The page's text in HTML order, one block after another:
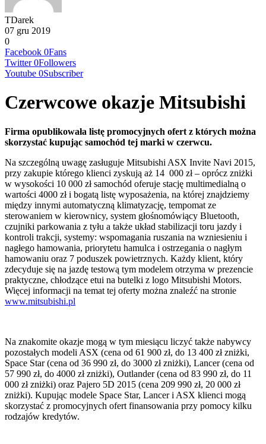
TDarek
07 gru 2019
0
Facebook 0Fans
Twitter 0Followers
Youtube 0Subscriber
Czerwcowe okazje Mitsubishi
Firma opublikowała listę promocyjnych ofert z których można
skorzystać kupując samochód tej marki w czerwcu.
Na szczególną uwagę zasługuje Mitsubishi ASX Invite Navi 2015,
przy zakupie którego klienci zyskują aż 14 000 zł – oprócz zniżki
w wysokości 10 000 zł samochód oferuje stację multimedialną o
wartości 4000 zł i bogatą listę wyposażenia, na której znajdziemy
między innymi automatyczną klimatyzację, tempomat ze
sterowaniem w kierownicy, system głośnomówiący Bluetooth,
czujniki parkowania z tyłu a także układ stabilizacji toru jazdy i
kontroli trakcji, systemy: wspomagania ruszania na wzniesieniu i
nagłego hamowania, priorytetu hamulca i ostrzegania o nagłym
hamowaniu oraz 7 poduszek powietrznych. Każdy klient, który
zdecyduje się na jazdę testową tym modelem otrzyma w prezencie
praktyczne, chłodzące etui na butelki z logo Mitsubishi Motors.
Więcej informacji na temat tej oferty można znaleźć na stronie
www.mitsubishi.pl
Na znakomite okazje mogą w tym miesiącu liczyć także nabywcy
pozostałych modeli ASX (cena od 61 900 zł, do 13 400 zł zniżki,
Space Star (cena od 36 990 zł, do 3000 zł zniżki), Lancer (cena od
57 990 zł, do 4000 zł zniżki), Outlander (cena od 83 990 zł, do 11
000 zł zniżki) oraz Pajero 5D 2015 (cena 209 990 zł, 20 000 zł
zniżki). Kupując modele Space Star, Lancer i ASX klienci mogą
skorzystać z promocyjnych ofert finansowania przy pomocy kilku
rodzajów kredytów.